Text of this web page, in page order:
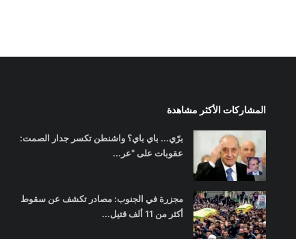
المشاركات الأكثر مشاهدة
برّي... باي باي؟ واشنطن تكسر جدار الصمت:
عقوبات على "عر...
مجزرة في الجنوب: مصادر تكشف عن سقوط
أكثر من 11 ألف قتيل...